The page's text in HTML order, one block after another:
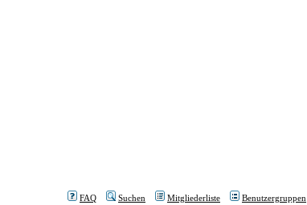
FAQ Suchen Mitgliederliste Benutzergruppen